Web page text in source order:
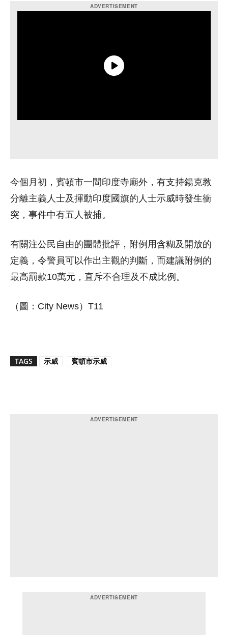
今個月初，賓頓市一間印度寺廟外，有支持鍚克教
分離主義人士及揮動印度國旗的人士示威時發生衝
突，事件中有五人被捕。
有關注公民自由的團體批評，附例用含糊及開放的
定義，令警員可以作出主觀的判斷，而建議附例的
最高罰款10萬元，直斥不合理及不成比例。
（圖：City News）T11
TAGS 示威 賓頓市示威